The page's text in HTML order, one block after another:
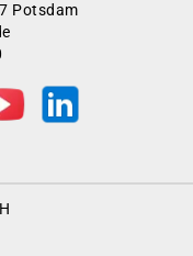
Potsdam